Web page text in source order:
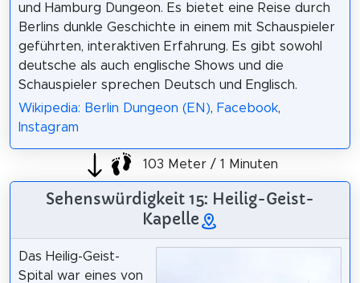
und Hamburg Dungeon. Es bietet eine Reise durch
Berlins dunkle Geschichte in einem mit Schauspieler
geführten, interaktiven Erfahrung. Es gibt sowohl
deutsche als auch englische Shows und die
Schauspieler sprechen Deutsch und Englisch.
Wikipedia: Berlin Dungeon (EN), Facebook,
Instagram
103 Meter / 1 Minuten
Sehenswürdigkeit 15: Heilig-Geist-
Kapelle
Das Heilig-Geist-
Spital war eines von